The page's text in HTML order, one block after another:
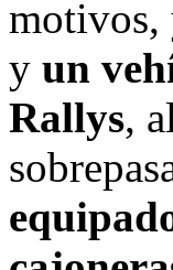
motivos,
y un
Rallys,